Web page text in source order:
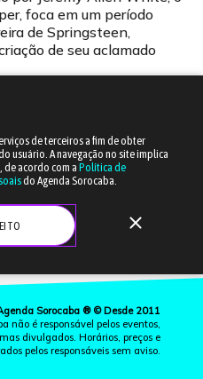
foca em um período
de Springsteen,
de seu aclamado
Sorocaba ® © Desde 2011
não é responsável pelos eventos,
divulgados. Horários, preços e
pelos responsáveis sem aviso.
de terceiros a fim de obter
usuário. A navegação no site implica
de acordo com a Política de
do Agenda Sorocaba.
close